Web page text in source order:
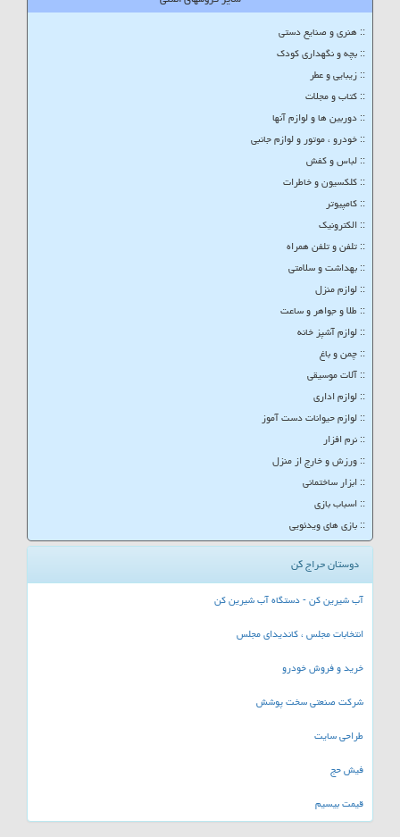
:: هنری و صنایع دستی
:: بچه و نگهداری کودک
:: زیبایی و عطر
:: کتاب و مجلات
:: دوربین ها و لوازم آنها
:: خودرو ، موتور و لوازم جانبی
:: لباس و کفش
:: کلکسیون و خاطرات
:: کامپیوتر
:: الکترونیک
:: تلفن و تلفن همراه
:: بهداشت و سلامتی
:: لوازم منزل
:: طلا و جواهر و ساعت
:: لوازم آشپز خانه
:: چمن و باغ
:: آلات موسیقی
:: لوازم اداری
:: لوازم حیوانات دست آموز
:: نرم افزار
:: ورزش و خارج از منزل
:: ابزار ساختمانی
:: اسباب بازی
:: بازی های ویدئویی
دوستان حراج کن
آب شیرین کن - دستگاه آب شیرین کن
انتخابات مجلس ، کاندیدای مجلس
خرید و فروش خودرو
شرکت صنعتی سخت پوشش
طراحی سایت
فیش حج
قیمت بیسیم